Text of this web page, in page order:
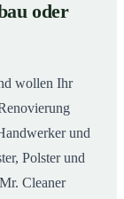
oder
wollen Ihr
und
Polster und
Cleaner